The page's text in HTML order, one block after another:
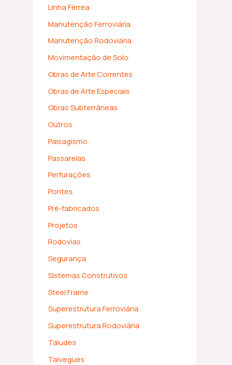
Linha Férrea
Manutenção Ferroviária
Manutenção Rodoviária
Movimentação de Solo
Obras de Arte Correntes
Obras de Arte Especiais
Obras Subterrâneas
Outros
Paisagismo
Passarelas
Perfurações
Pontes
Pré-fabricados
Projetos
Rodovias
Segurança
Sistemas Construtivos
Steel Frame
Superestrutura Ferroviária
Superestrutura Rodoviária
Taludes
Talvegues